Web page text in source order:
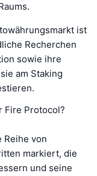
ist
Recherchen
sowie ihre
am Staking
Fire Protocol?
Reihe von
markiert, die
und seine